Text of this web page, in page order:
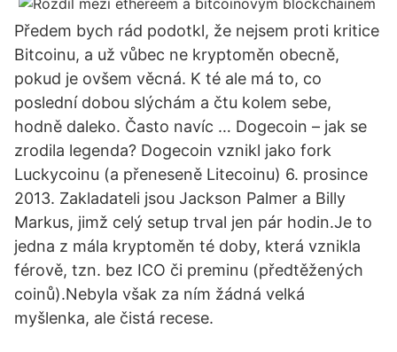
Předem bych rád podotkl, že nejsem proti kritice
Bitcoinu, a už vůbec ne kryptoměn obecně,
pokud je ovšem věcná. K té ale má to, co
poslední dobou slýchám a čtu kolem sebe,
hodně daleko. Často navíc … Dogecoin – jak se
zrodila legenda? Dogecoin vznikl jako fork
Luckycoinu (a přeneseně Litecoinu) 6. prosince
2013. Zakladateli jsou Jackson Palmer a Billy
Markus, jimž celý setup trval jen pár hodin.Je to
jedna z mála kryptoměn té doby, která vznikla
férově, tzn. bez ICO či preminu (předtěžených
coinů).Nebyla však za ním žádná velká
myšlenka, ale čistá recese.